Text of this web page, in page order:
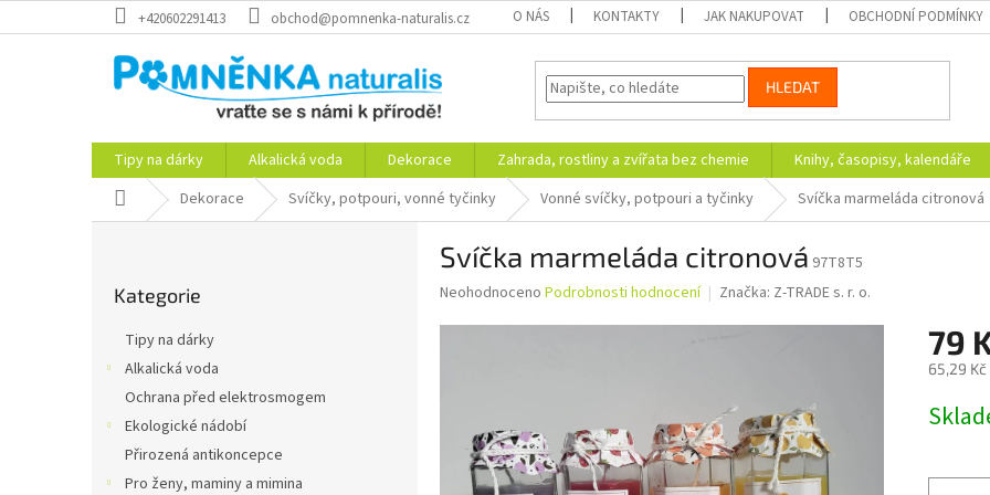
na
+420602291413 obchod@pomnenka-naturalis.cz O NÁS KONTAKTY JAK NAKUPOVAT OBCHODNÍ PODMÍNKY
HLEDAT
Tipy na dárky Alkalická voda Dekorace Zahrada, rostliny a zvířata bez chemie Knihy, časopisy, kalendáře
Domů Dekorace Svíčky, potpouri, vonné tyčinky Vonné svíčky, potpouri a tyčinky Svíčka marmeláda citronová
kategorie
Kategorie
Tipy na dárky
Alkalická voda
Ochrana před elektrosmogem
Ekologické nádobí
Přirozená antikoncepce
Pro ženy, maminy a mimina
Svíčka marmeláda citronová 97T8T5
Průměrné
hvězdiček.
Neohodnoceno Podrobnosti hodnocení Značka: Z-TRADE s. r. o.
79
65,29 Kč
cena: